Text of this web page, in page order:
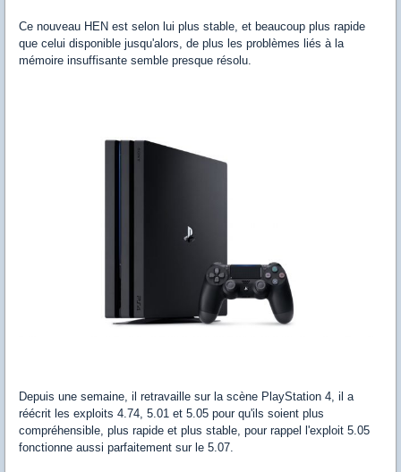
Ce nouveau HEN est selon lui plus stable, et beaucoup plus rapide
que celui disponible jusqu'alors, de plus les problèmes liés à la
mémoire insuffisante semble presque résolu.
Depuis une semaine, il retravaille sur la scène PlayStation 4, il a
réécrit les exploits 4.74, 5.01 et 5.05 pour qu'ils soient plus
compréhensible, plus rapide et plus stable, pour rappel l'exploit 5.05
fonctionne aussi parfaitement sur le 5.07.